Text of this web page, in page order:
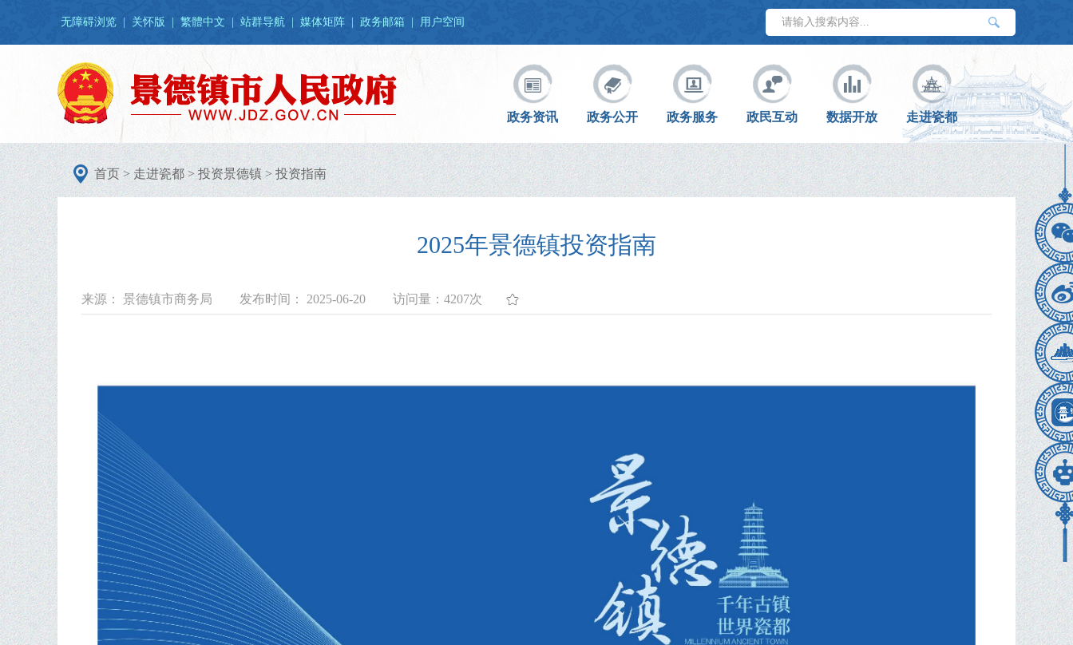
无障碍浏览 关怀版 繁體中文 站群导航 媒体矩阵 政务邮箱 用户空间
政务资讯 政务公开 政务服务 政民互动 数据开放 走进瓷都
首页>走进瓷都>投资景德镇>投资指南
2025年景德镇投资指南
来源： 景德镇市商务局 发布时间： 2025-06-20 访问量： 4207次